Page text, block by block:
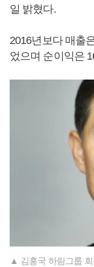
일 밝혔다.
2016년보다 매출
었으며 순이익은
▲ 김홍국 하림그룹 회